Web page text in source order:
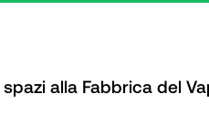
alla Fabbrica del